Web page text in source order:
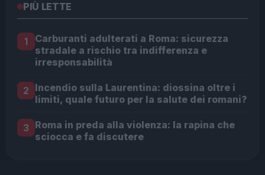
PIÙ LETTE
1
Carburanti adulterati a Roma: sicurezza
stradale a rischio tra indifferenza e
irresponsabilità
2 Incendio sulla Laurentina: diossina oltre i
limiti, quale futuro per la salute dei romani?
3 Roma in preda alla violenza: la rapina che
sciocca e fa discutere